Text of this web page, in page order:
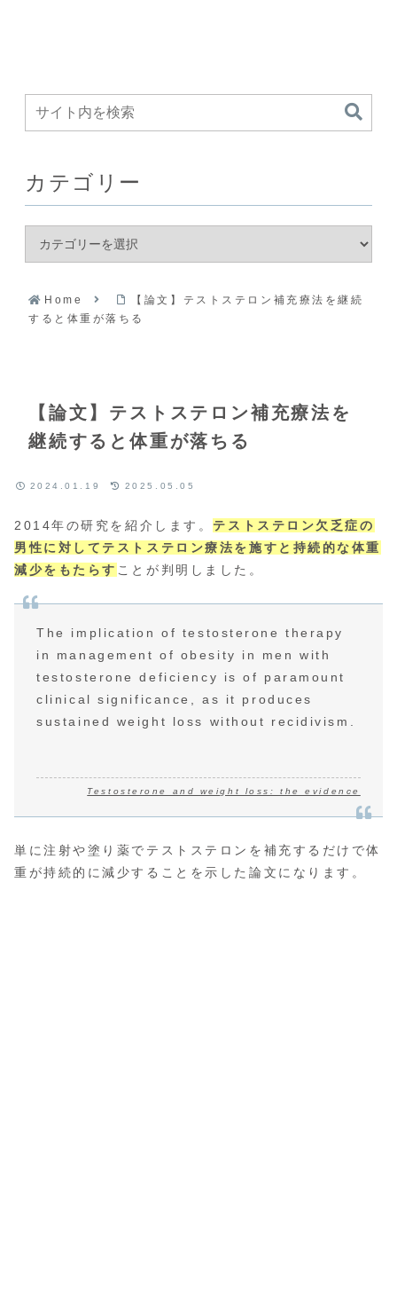
カテゴリー
Home
【論文】テストステロン補充療法を継続
すると体重が落ちる
【論文】テストステロン補充療法を
継続すると体重が落ちる
2024.01.19 2025.05.05
2014年の研究を紹介します。 テストステロン欠乏症の
男性に対してテストステロン療法を施すと持続的な体重
減少をもたらす ことが判明しました。
The implication of testosterone therapy
in management of obesity in men with
testosterone deficiency is of paramount
clinical significance, as it produces
sustained weight loss without recidivism.
Testosterone and weight loss: the evidence
単に注射や塗り薬でテストステロンを補充するだけで体
重が持続的に減少することを示した論文になります。